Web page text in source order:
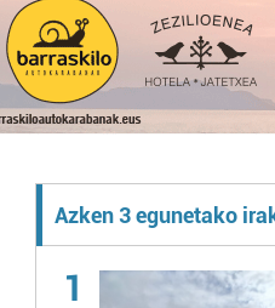
Azken 3 egunetako
1